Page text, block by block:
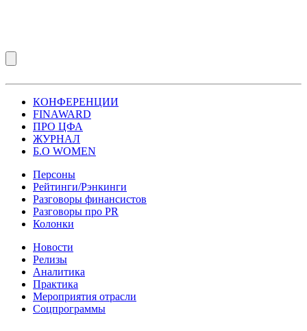
КОНФЕРЕНЦИИ
FINAWARD
ПРО ЦФА
ЖУРНАЛ
Б.О WOMEN
Персоны
Рейтинги/Рэнкинги
Разговоры финансистов
Разговоры про PR
Колонки
Новости
Релизы
Аналитика
Практика
Мероприятия отрасли
Соцпрограммы